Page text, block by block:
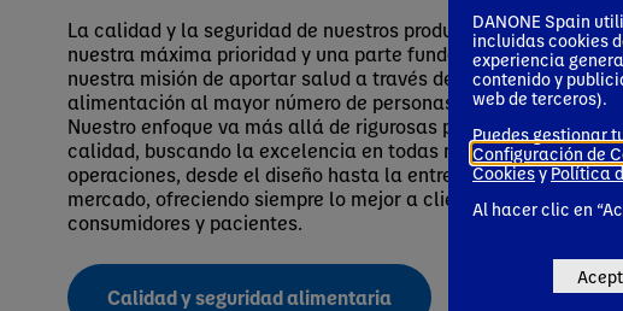
DANONE Spain
incluidas cookies
experiencia
contenido y
web de terceros).
Puedes gestionar
Configuración de
CookiesyPolítica
Al hacer clic en
La calidad y la seguridad de nuestros productos es
nuestra máxima prioridad y una parte fundamental de
nuestra misión de aportar salud a través de la
alimentación al mayor número de personas posible.
Nuestro enfoque va más allá de rigurosas pruebas de
calidad, buscando la excelencia en todas nuestras
operaciones, desde el diseño hasta la entrega al
mercado, ofreciendo siempre lo mejor a clientes,
consumidores y pacientes.
Calidad y seguridad alimentaria